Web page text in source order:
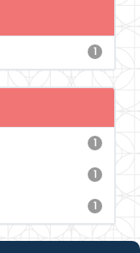
1
1
1
1